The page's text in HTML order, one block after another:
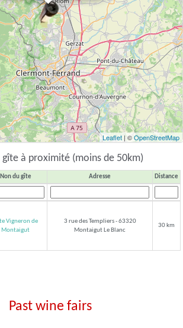
Leaflet | ©OpenStreetMap
gîte à proximité (moins de 50km)
Non du gîte Adresse Distance
Vigneron de
Montaigut
3 rue des Templiers - 63320
Montaigut Le Blanc
30 km
Past wine fairs